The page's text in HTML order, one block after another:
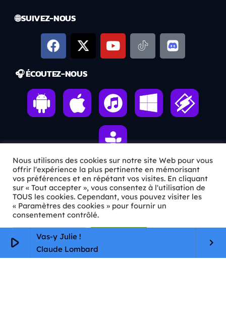
play_arrow
Vas-y Julie !
Claude Lombard
keyboard_arrow_right
🌐 SUIVEZ-NOUS
🎧 ÉCOUTEZ-NOUS
ℹ️ INFOS PRATIQUES
✉️Contact
🦊Qui sommes-nous ?
📄
Mentions légales
Nous utilisons des cookies sur notre site Web pour vous
offrir l'expérience la plus pertinente en mémorisant
vos préférences et en répétant vos visites. En cliquant
sur « Tout accepter », vous consentez à l'utilisation de
TOUS les cookies. Cependant, vous pouvez visiter les
« Paramètres des cookies » pour fournir un
consentement contrôlé.
Paramètres Cookie